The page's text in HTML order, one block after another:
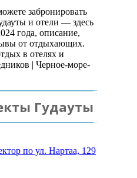
забронировать
и отели — здесь
года, описание,
от отдыхающих.
в отелях и
| Черное-море-
Гудауты